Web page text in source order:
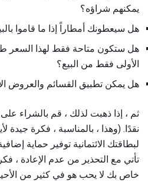
يمكنهم شراؤه؟
هل سيعطونك أمطاراً إذا ما قاموا
هل ستكون متاحة فقط لهذا السعر
الأولى فقط من البيع؟
هل يمكن تطبيق القسائم والعروض
ثم ، إذا ذهبت لذلك ، قم بالشراء على
نقدًا. (وهذا ، بالمناسبة ، فكرة جيدة
لبطاقتك الائتمانية توفير حماية
تأتي مع التحذير من عدم الإعادة ،
خاص بك لا يحب هو في كثير من